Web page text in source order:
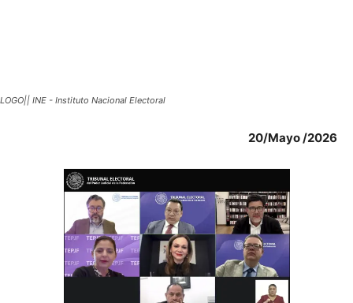
LOGO|| INE - Instituto Nacional Electoral
20/Mayo /2026